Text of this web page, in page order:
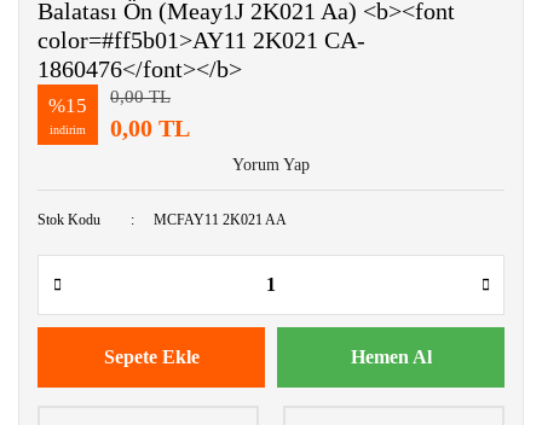
Balatası Ön (Meay1J 2K021 Aa) <b><font
color=#ff5b01>AY11 2K021 CA-
1860476</font></b>
%15
indirim
0,00 TL
0,00 TL
Yorum Yap
Stok Kodu MCFAY11 2K021 AA
Sepete Ekle Hemen Al